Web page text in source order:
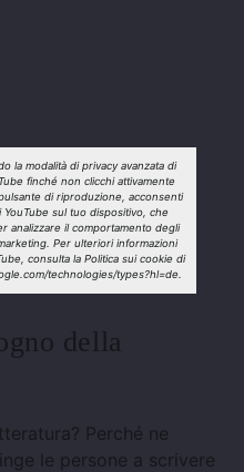
la modalità di privacy avanzata di
finché non clicchi attivamente
di riproduzione, acconsenti
sul tuo dispositivo, che
analizzare il comportamento degli
Per ulteriori informazioni
consulta la Politica sui cookie di
technologies/types?hl=de.
della
Perché ne
le persone a scrivere